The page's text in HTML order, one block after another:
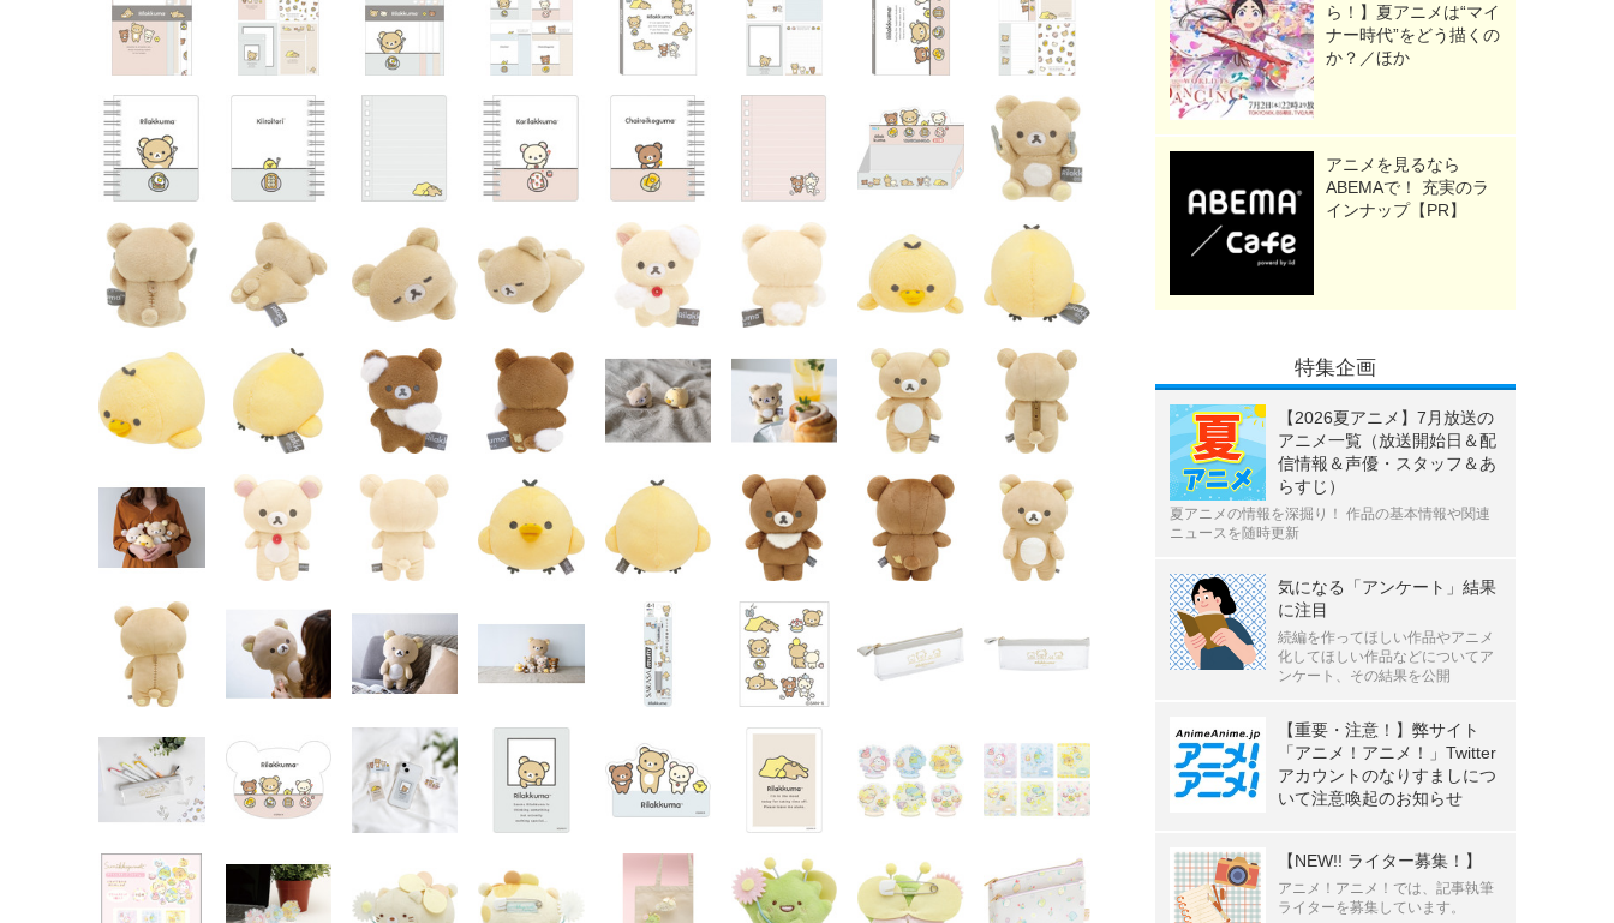
ら！】夏アニメは“マイ
ナー時代”をどう描くの
か？／ほか
アニメを見るなら
ABEMAで！ 充実のラ
インナップ【PR】
特集企画
【2026夏アニメ】7月放送の
アニメ一覧（放送開始日＆配
信情報＆声優・スタッフ＆あ
らすじ）
夏アニメの情報を深掘り！ 作品の基本情報や関連
ニュースを随時更新
気になる「アンケート」結果
に注目
続編を作ってほしい作品やアニメ
化してほしい作品などについてア
ンケート、その結果を公開
【重要・注意！】弊サイト
「アニメ！アニメ！」Twitter
アカウントのなりすましにつ
いて注意喚起のお知らせ
【NEW!! ライター募集！】
アニメ！アニメ！では、記事執筆
ライターを募集しています。